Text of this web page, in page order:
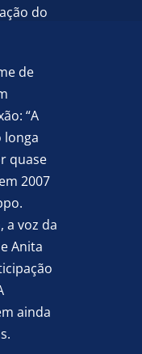
do
de
“A
longa
quase
2007
a voz da
Anita
ainda